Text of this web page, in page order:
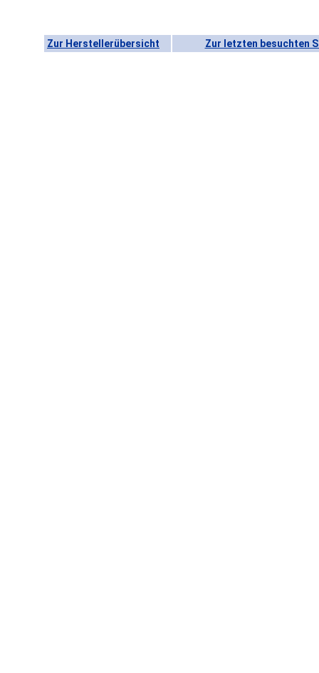
Zur Herstellerübersicht Zur letzten besuchten